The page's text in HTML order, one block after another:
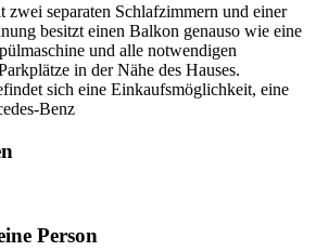
separaten Schlafzimmern und einer
besitzt einen Balkon genauso wie eine
und alle notwendigen
in der Nähe des Hauses.
sich eine Einkaufsmöglichkeit, eine
Benz
Person